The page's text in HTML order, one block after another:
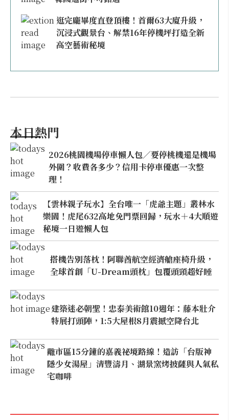
逛完龐畢度直登頂樓！首爾63大廈升級，
沉浸式觀景台、解禁16年停機坪打造全新
高空藝術秘境
本日熱門
2026桃園機場停車懶人包／要停桃機還是機場
外圍？收費各多少？信用卡停車優惠一次整
理！
【雲林親子玩水】全台唯一「虎爺主題」叢林水
樂園！虎尾632高地免門票回歸，玩水＋4大順遊
秘境一日遊懶人包
搭機告別落枕！阿聯酋航空經濟艙座椅升級，
全球首創「U-Dream頭枕」包覆頭頸超好睡
建築迷必朝聖！忠泰美術館10週年：藤本壯介
特展打頭陣，1:5大屋根8月震撼空降台北
離市區15分鐘的嘉義祕境路線！造訪「台版神
隱少女湯屋」清豐濤月、湖景窯烤披薩與人氣私
宅咖啡